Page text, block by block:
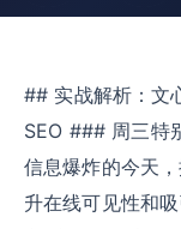
## 实战解析：文
SEO ### 周三特
信息爆炸的今天
升在线可见性和